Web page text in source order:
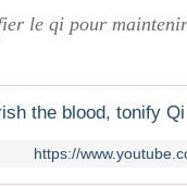
le qi pour
the blood, tonify Qi
https://